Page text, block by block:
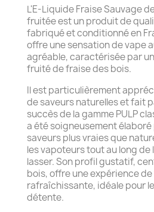
L'E-Liquide Fraise Sauvage
fruitée est un produit de
fabriqué et conditionné en
offre une sensation de vape
agréable, caractérisée par
fruité de fraise des bois.
Il est particulièrement
de saveurs naturelles et fait
succès de la gamme PULP
a été soigneusement
saveurs plus vraies que
les vapoteurs tout au long de
lasser. Son profil gustatif,
bois, offre une expérience
rafraîchissante, idéale pour
détente.